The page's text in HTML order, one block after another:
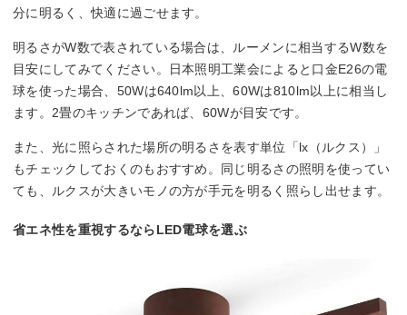
分に明るく、快適に過ごせます。
明るさがW数で表されている場合は、ルーメンに相当するW数を
目安にしてみてください。日本照明工業会によると口金E26の電
球を使った場合、50Wは640lm以上、60Wは810lm以上に相当し
ます。2畳のキッチンであれば、60Wが目安です。
また、光に照らされた場所の明るさを表す単位「lx（ルクス）」
もチェックしておくのもおすすめ。同じ明るさの照明を使ってい
ても、ルクスが大きいモノの方が手元を明るく照らし出せます。
省エネ性を重視するならLED電球を選ぶ